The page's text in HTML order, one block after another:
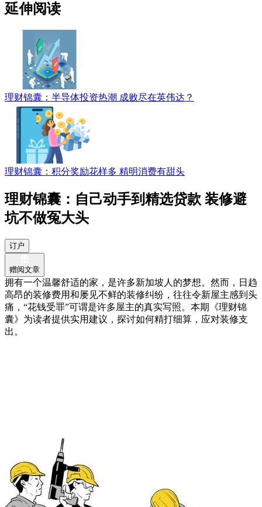
延伸阅读
理财锦囊：半导体投资热潮 成败尽在英伟达？
理财锦囊：积分奖励花样多 精明消费有甜头
理财锦囊：自己动手到精选贷款 装修避
坑不做冤大头
订户
赠阅文章
拥有一个温馨舒适的家，是许多新加坡人的梦想。然而，日趋
高昂的装修费用和屡见不鲜的装修纠纷，往往令新屋主感到头
痛，“花钱受罪”可谓是许多屋主的真实写照。本期《理财锦
囊》为读者提供实用建议，探讨如何精打细算，应对装修支
出。